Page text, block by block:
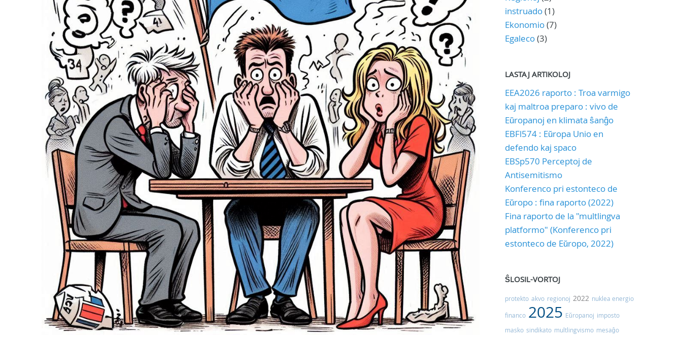
instruado(1)
Ekonomio(7)
Egaleco(3)
LASTAJ ARTIKOLOJ
EEA2026 raporto : Troa varmigo
kaj maltroa preparo : vivo de
Eŭropanoj en klimata ŝanĝo
EBFl574 : Eŭropa Unio en
defendo kaj spaco
EBSp570 Perceptoj de
Antisemitismo
Konferenco pri estonteco de
Eŭropo : fina raporto (2022)
Fina raporto de la "multlingva
platformo" (Konferenco pri
estonteco de Eŭropo, 2022)
ŜLOSIL-VORTOJ
protekto akvo regionoj 2022 nuklea energio
financo 2025 Eŭropanoj imposto
masko sindikato multlingvismo mesaĝo